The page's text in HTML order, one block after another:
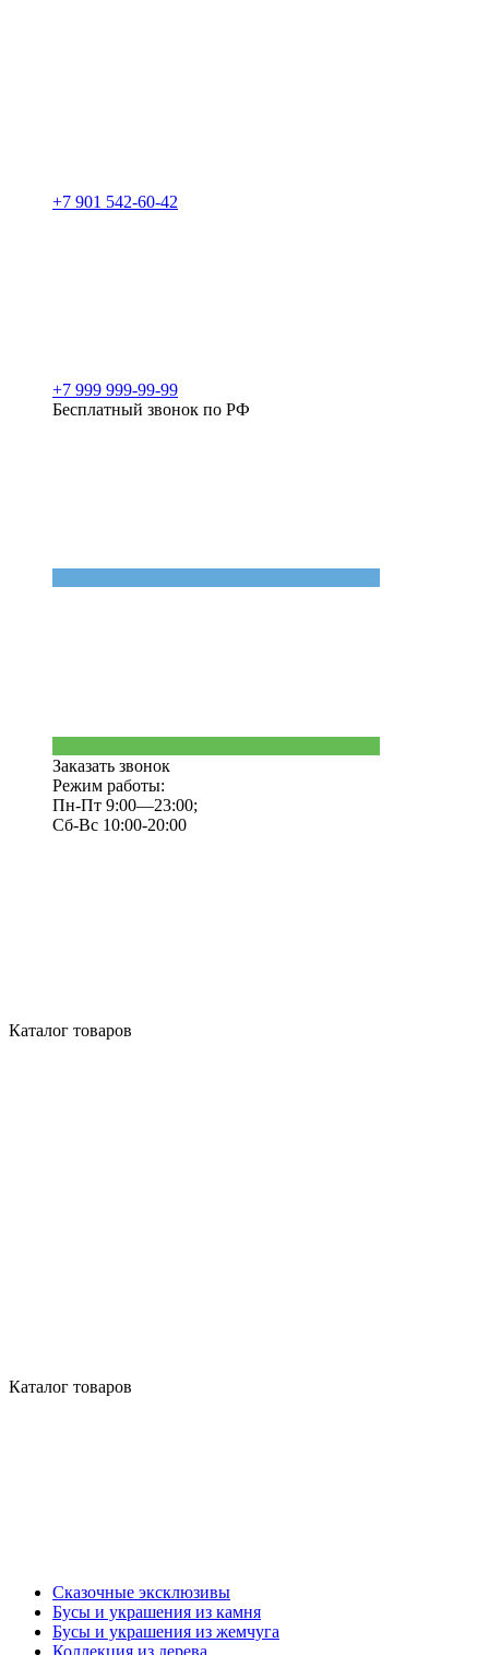
+7 901 542-60-42
+7 999 999-99-99
Бесплатный звонок по РФ
Заказать звонок
Режим работы:
Пн-Пт 9:00—23:00;
Сб-Вс 10:00-20:00
Каталог товаров
Каталог товаров
Сказочные эксклюзивы
Бусы и украшения из камня
Бусы и украшения из жемчуга
Коллекция из дерева